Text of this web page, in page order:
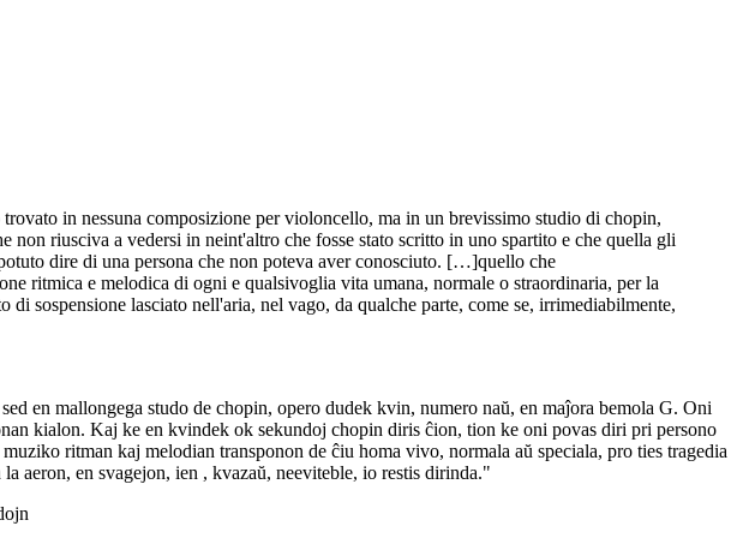
in nessuna composizione per violoncello, ma in un brevissimo studio di chopin,
riusciva a vedersi in neint'altro che fosse stato scritto in uno spartito e che quella gli
dire di una persona che non poteva aver conosciuto. […]quello che
ritmica e melodica di ogni e qualsivoglia vita umana, normale o straordinaria, per la
sospensione lasciato nell'aria, nel vago, da qualche parte, come se, irrimediabilmente,
en mallongega studo de chopin, opero dudek kvin, numero naŭ, en maĵora bemola G. Oni
kialon. Kaj ke en kvindek ok sekundoj chopin diris ĉion, tion ke oni povas diri pri persono
ritman kaj melodian transponon de ĉiu homa vivo, normala aŭ speciala, pro ties tragedia
aeron, en svagejon, ien , kvazaŭ, neeviteble, io restis dirinda."